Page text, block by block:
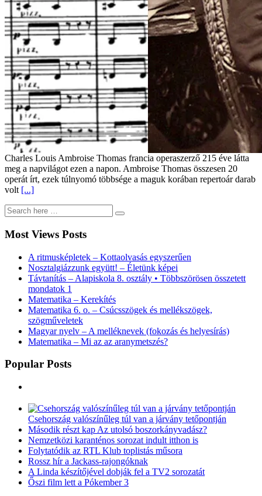
Charles Louis Ambroise Thomas francia operaszerző 215 éve látta
meg a napvilágot ezen a napon. Ambroise Thomas összesen 20
operát írt, ezek túlnyomó többsége a maguk korában repertoár darab
volt [...]
Most Views Posts
A ritmusképletek – Kottaolvasás egyszerűen
Nosztalgiázzunk együtt! – Életünk képei
Távtanítás – Alapiskola 8. osztály • Többszörösen összetett
mondatok 1
Matematika – Kerekítés
Matematika 6. o. – Csúcsszögek és mellékszögek,
szögműveletek
Magyar nyelv – A melléknevek (fokozás és helyesírás)
Matematika – Mi az az aranymetszés?
Popular Posts
Csehország valószínűleg túl van a járvány tetőpontján
Második részt kap Az utolsó boszorkányvadász?
Nemzetközi karanténos sorozat indult itthon is
Folytatódik az RTL Klub toplistás műsora
Rossz hír a Jackass-rajongóknak
A Linda készítőjével dobják fel a TV2 sorozatát
Őszi film lett a Pókember 3